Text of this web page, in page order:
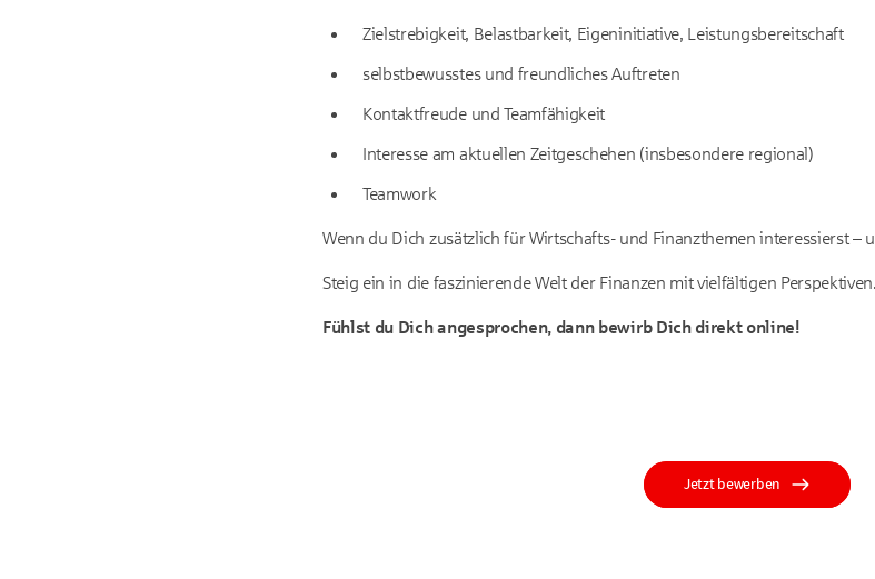
Zielstrebigkeit, Belastbarkeit, Eigeninitiative, Leistungsbereitschaft
selbstbewusstes und freundliches Auftreten
Kontaktfreude und Teamfähigkeit
Interesse am aktuellen Zeitgeschehen (insbesondere regional)
Teamwork
Wenn du Dich zusätzlich für Wirtschafts- und Finanz­themen interessierst –
Steig ein in die faszinierende Welt der Finanzen mit vielfältigen
Fühlst du Dich angesprochen, dann bewirb Dich direkt online!
Jetzt bewerben